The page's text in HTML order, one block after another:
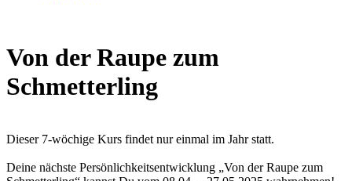
Von der Raupe zum
Schmetterling
Dieser 7-wöchige Kurs findet nur einmal im Jahr statt.
Deine nächste Persönlichkeitsentwicklung „Von der Raupe zum